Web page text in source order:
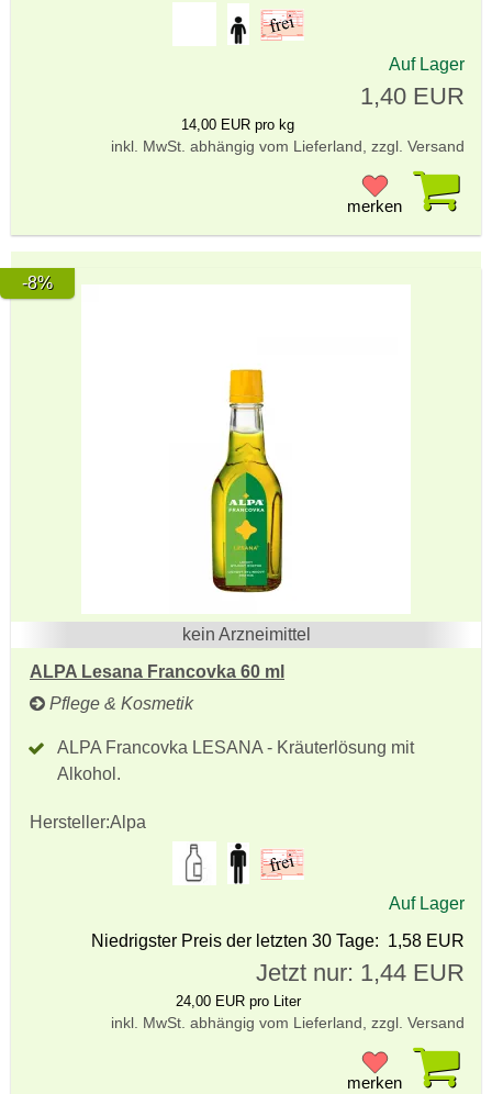
Auf Lager
1,40 EUR
14,00 EUR pro kg
inkl. MwSt. abhängig vom Lieferland, zzgl. Versand
merken
-8%
kein Arzneimittel
ALPA Lesana Francovka 60 ml
Pflege & Kosmetik
ALPA Francovka LESANA - Kräuterlösung mit
Alkohol.
Hersteller:Alpa
Auf Lager
Niedrigster Preis der letzten 30 Tage: 1,58 EUR
Jetzt nur: 1,44 EUR
24,00 EUR pro Liter
inkl. MwSt. abhängig vom Lieferland, zzgl. Versand
merken